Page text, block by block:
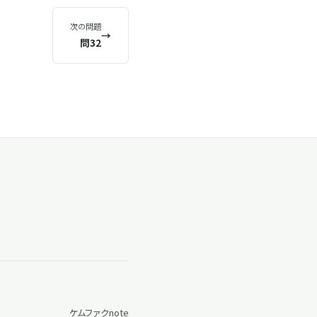
次の問題
問32
→
ケムファクnote